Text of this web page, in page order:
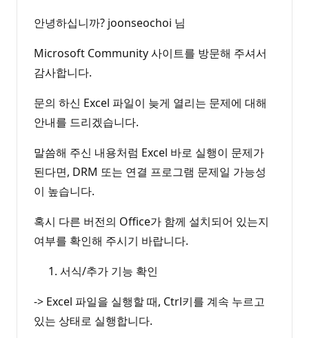
안녕하십니까? joonseochoi 님
Microsoft Community 사이트를 방문해 주셔서
감사합니다.
문의 하신 Excel 파일이 늦게 열리는 문제에 대해
안내를 드리겠습니다.
말씀해 주신 내용처럼 Excel 바로 실행이 문제가
된다면, DRM 또는 연결 프로그램 문제일 가능성
이 높습니다.
혹시 다른 버전의 Office가 함께 설치되어 있는지
여부를 확인해 주시기 바랍니다.
서식/추가 기능 확인
-> Excel 파일을 실행할 때, Ctrl키를 계속 누르고
있는 상태로 실행합니다.